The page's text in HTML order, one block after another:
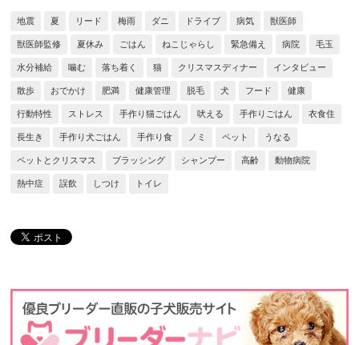
地震 夏 リード 梅雨 ダニ ドライブ 病気 獣医師
獣医師監修 夏休み ごはん ねこじゃらし 緊急備え 病院 毛玉
水分補給 噛む 落ち着く 猫 クリスマスディナー インタビュー
散歩 おでかけ 肥満 健康管理 脱毛 犬 フード 健康
行動特性 ストレス 手作り猫ごはん 吠える 手作りごはん 衣食住
長生き 手作り犬ごはん 手作り食 ノミ ペット うなる
ペットとクリスマス ブラッシング シャンプー 高齢 動物病院
熱中症 誤飲 しつけ トイレ